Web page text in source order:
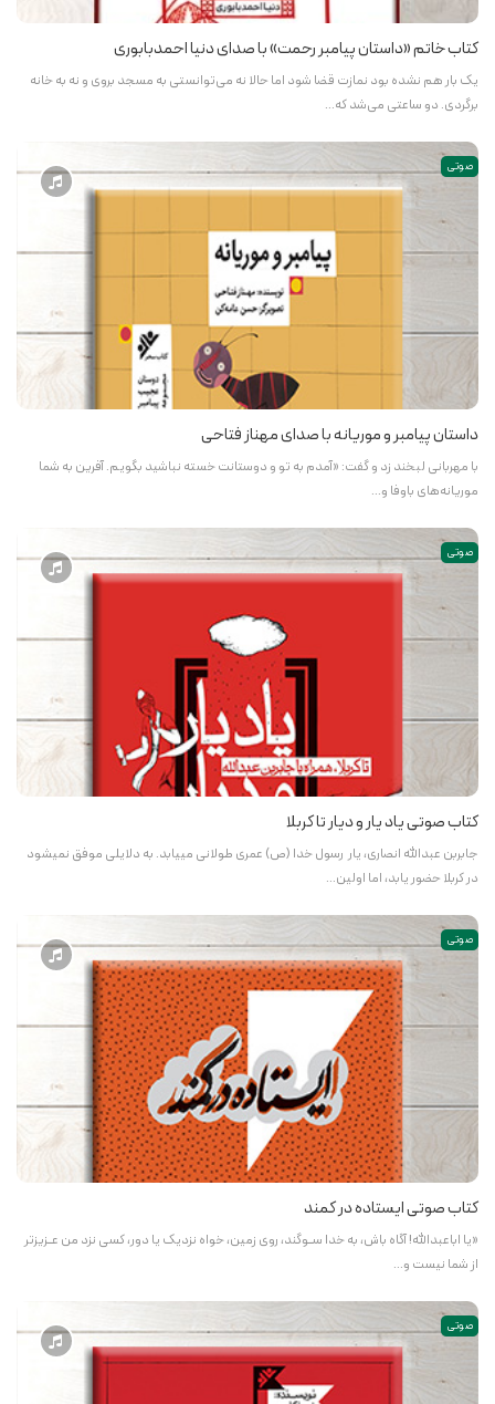
کتاب خاتم «داستان پیامبر رحمت» با صدای دنیا احمدبابوری
یک بار هم نشده بود نمازت قضا شود اما حالا نه می‌توانستی به مسجد بروی و نه به خانه
برگردی. دو ساعتی می‌شد که…
صوتی
داستان پیامبر و موریانه با صدای مهناز فتاحی
با مهربانی لبخند زد و گفت: «آمدم به تو و دوستانت خسته نباشید بگویم. آفرین به شما
موریانه‌های باوفا و…
صوتی
کتاب صوتی یاد یار و دیار تا کربلا
جابربن عبدالله انصاری، یار رسول خدا (ص) عمری طولانی می­یابد. به دلایلی موفق نمی­شود
در کربلا حضور یابد، اما اولین…
صوتی
کتاب صوتی ایستاده در کمند
«یا اباعبدالله! آگاه باش، به خدا ســوگند، روی زمین، خواه نزدیک یا دور، کسی نزد من عــزیزتر
از شما نیست و…
صوتی